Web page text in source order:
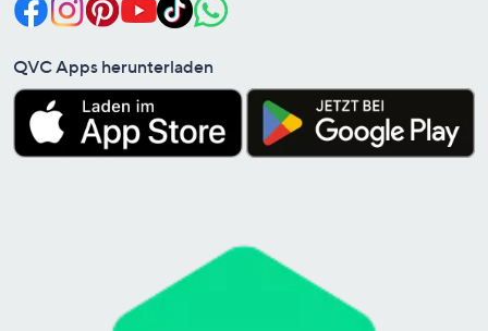
QVC Apps herunterladen